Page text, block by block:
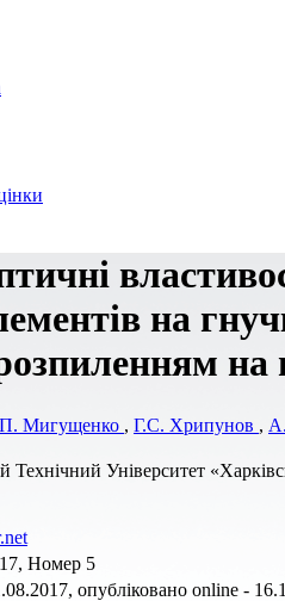
на
на
Мигущенко , Г.С. Хрипунов ,
Технічний Університет
Номер 5
опубліковано online -